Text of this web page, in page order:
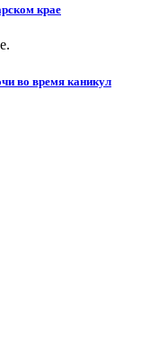
крае
во время каникул